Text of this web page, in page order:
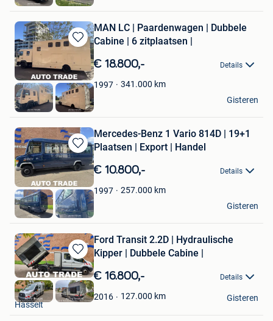
Bewaren
Mijn
Favorieten
MAN LC | Paardenwagen | Dubbele
Cabine | 6 zitplaatsen |
€ 18.800,- Details
1997 341.000 km
Autotrade
Hasselt
Gisteren
Bewaren
in
Mijn
Favorieten
Mercedes-Benz 1 Vario 814D | 19+1
Plaatsen | Export | Handel
€ 10.800,- Details
1997 257.000 km
Autotrade
Hasselt
Gisteren
Bewaren
in
Mijn
Favorieten
Ford Transit 2.2D | Hydraulische
Kipper | Dubbele Cabine |
€ 16.800,- Details
2016 127.000 km
Autotrade
Hasselt
Gisteren